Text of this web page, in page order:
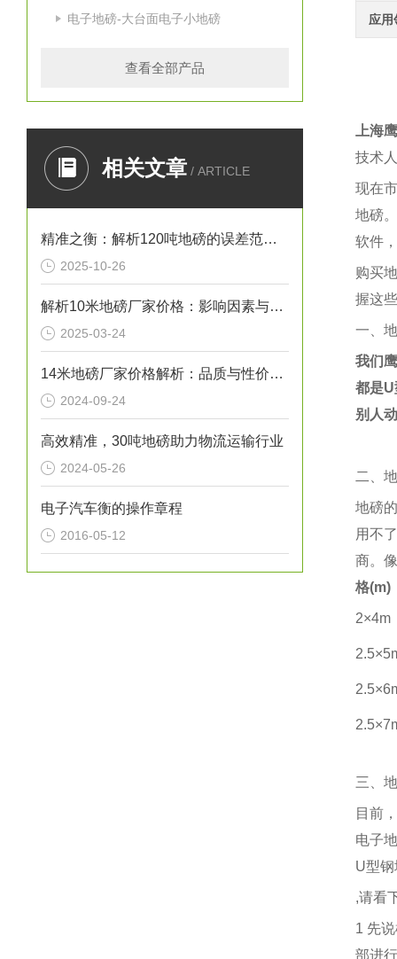
电子地磅-大台面电子小地磅
查看全部产品
相关文章 / ARTICLE
精准之衡：解析120吨地磅的误差范围与管理实践
2025-10-26
解析10米地磅厂家价格：影响因素与市场行情
2025-03-24
14米地磅厂家价格解析：品质与性价比的考量
2024-09-24
高效精准，30吨地磅助力物流运输行业
2024-05-26
电子汽车衡的操作章程
2016-05-12
应用
上海
技术
现在
地磅
软件
购买
握这
一、
我们
都是U
别人
二、
地磅
用不
商。
格(m)
三、
目前
电子
U型
,请看
1 先
部进